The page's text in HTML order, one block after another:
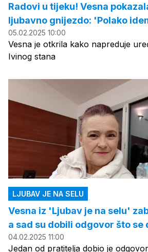
Radovi u tijeku! Vesna
ljubavno gnijezdo: 'Polako
05.02.2025 10:00
Vesna je otkrila kako napreduje
Ivinog stana
LJUBAV JE NA SELU
Vesna iz 'Ljubav je na selu'
a sad su dobili odgovor što se
04.02.2025 11:00
Jedan od pratitelja dobio je